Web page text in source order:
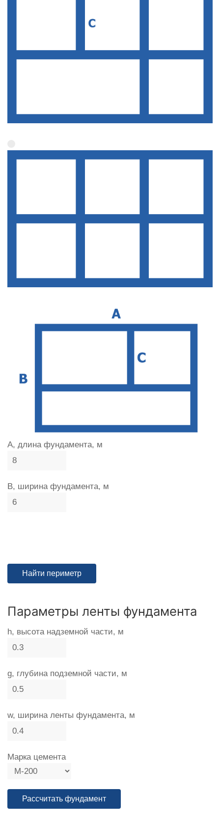
A, длина фундамента, м
B, ширина фундамента, м
Параметры ленты фундамента
h, высота надземной части, м
g, глубина подземной части, м
w, ширина ленты фундамента, м
Марка цемента